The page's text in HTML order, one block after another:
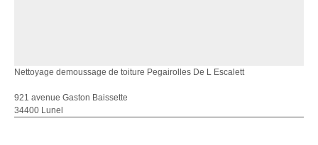
Nettoyage demoussage de toiture Pegairolles De L Escalett
921 avenue Gaston Baissette
34400 Lunel